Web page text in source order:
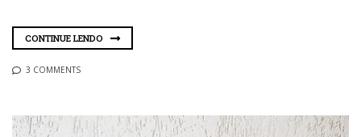
CONTINUE LENDO
3 COMMENTS